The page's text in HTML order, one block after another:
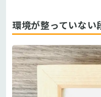
環境が整っていない